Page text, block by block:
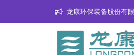
龙康环保装备股份有